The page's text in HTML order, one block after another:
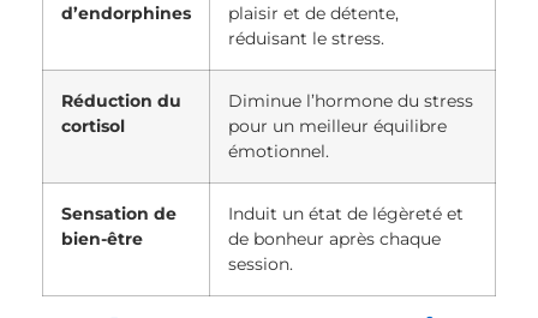
d’endorphines
plaisir et de détente,
réduisant le stress.
Réduction du
cortisol
Diminue l’hormone du stress
pour un meilleur équilibre
émotionnel.
Sensation de
bien-être
Induit un état de légèreté et
de bonheur après chaque
session.